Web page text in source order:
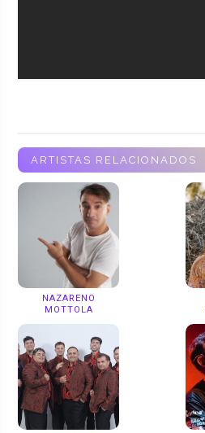
ARTISTAS RELACIONADOS
NAZARENO
MOTTOLA